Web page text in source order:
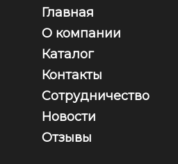
Главная
О компании
Каталог
Контакты
Сотрудничество
Новости
Отзывы